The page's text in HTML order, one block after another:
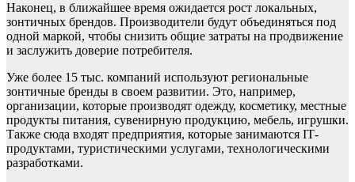
Наконец, в ближайшее время ожидается рост локальных,
зонтичных брендов. Производители будут объединяться под
одной маркой, чтобы снизить общие затраты на продвижение
и заслужить доверие потребителя.
Уже более 15 тыс. компаний используют региональные
зонтичные бренды в своем развитии. Это, например,
организации, которые производят одежду, косметику, местные
продукты питания, сувенирную продукцию, мебель, игрушки.
Также сюда входят предприятия, которые занимаются IТ-
продуктами, туристическими услугами, технологическими
разработками.